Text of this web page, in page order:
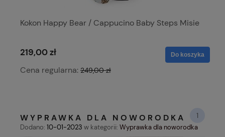
Kokon Happy Bear / Cappucino Baby Steps Misie
219,00 zł
Cena regularna: 249,00 zł
Do koszyka
WYPRAWKA DLA NOWORODKA 1
Dodano: 10-01-2023 w kategorii: Wyprawka dla noworodka